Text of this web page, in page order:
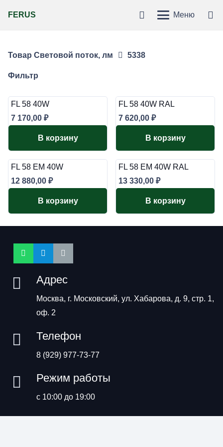
FERUS Меню
Товар Световой поток, лм 5338
Фильтр
FL 58 40W
7 170,00 ₽
В корзину
FL 58 40W RAL
7 620,00 ₽
В корзину
FL 58 EM 40W
12 880,00 ₽
В корзину
FL 58 EM 40W RAL
13 330,00 ₽
В корзину
Адрес
Москва, г. Московский, ул. Хабарова, д. 9, стр. 1,
оф. 2
Телефон
8 (929) 977-73-77
Режим работы
с 10:00 до 19:00